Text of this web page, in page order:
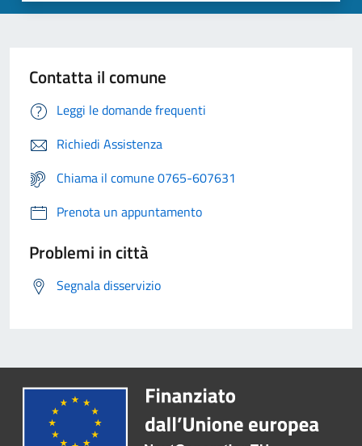
Contatta il comune
Leggi le domande frequenti
Richiedi Assistenza
Chiama il comune 0765-607631
Prenota un appuntamento
Problemi in città
Segnala disservizio